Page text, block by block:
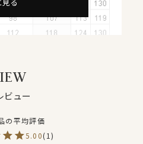
開発・生産し続けている
ダ アクティブ）
クションの一つ～REDA
ビュー
5.00 1